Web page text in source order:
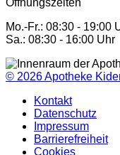
Öffnungszeiten
Mo.-Fr.: 08:30 - 19:00
Sa.: 08:30 - 16:00 Uhr
© 2026Apotheke
Kontakt
Datenschutz
Impressum
Barrierefreiheit
Cookies